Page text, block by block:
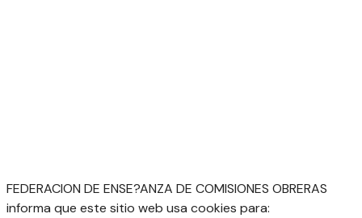
FEDERACION DE ENSE?ANZA DE COMISIONES OBRERAS
informa que este sitio web usa cookies para: